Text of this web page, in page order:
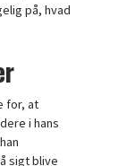
på, hvad
for, at
i hans
sigt blive